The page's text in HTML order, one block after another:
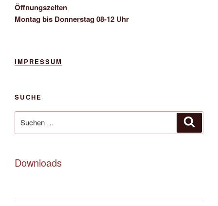
Öffnungszeiten
Montag bis Donnerstag 08-12 Uhr
IMPRESSUM
SUCHE
Downloads